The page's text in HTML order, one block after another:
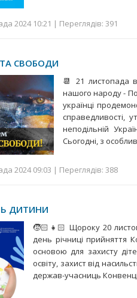
2024 10:21 | Переглядів: 391
ТА СВОБОДИ
📆 21 листопада
нашого народу -
українці
справедливості,
неподільній
Сьогодні, з
2024 09:03 | Переглядів: 388
ДИТИНИ
🧒🏻👧🏻 Щороку 20
день річниці прийняття
основою для захисту
освіту, захист від
держав-учасниць